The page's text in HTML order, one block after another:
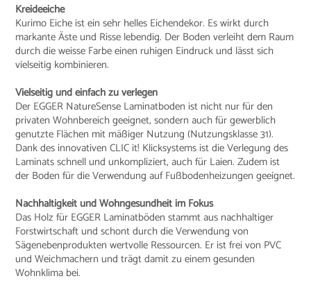
Kreideeiche
Kurimo Eiche ist ein sehr helles Eichendekor. Es wirkt durch
markante Äste und Risse lebendig. Der Boden verleiht dem Raum
durch die weisse Farbe einen ruhigen Eindruck und lässt sich
vielseitig kombinieren.
Vielseitig und einfach zu verlegen
Der EGGER NatureSense Laminatboden ist nicht nur für den
privaten Wohnbereich geeignet, sondern auch für gewerblich
genutzte Flächen mit mäßiger Nutzung (Nutzungsklasse 31).
Dank des innovativen CLIC it! Klicksystems ist die Verlegung des
Laminats schnell und unkompliziert, auch für Laien. Zudem ist
der Boden für die Verwendung auf Fußbodenheizungen geeignet.
Nachhaltigkeit und Wohngesundheit im Fokus
Das Holz für EGGER Laminatböden stammt aus nachhaltiger
Forstwirtschaft und schont durch die Verwendung von
Sägenebenprodukten wertvolle Ressourcen. Er ist frei von PVC
und Weichmachern und trägt damit zu einem gesunden
Wohnklima bei.